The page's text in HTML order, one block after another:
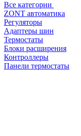
Все категории
ZONT автоматика
Регуляторы
Адаптеры шин
Термостаты
Блоки расширения
Контроллеры
Панели термостаты